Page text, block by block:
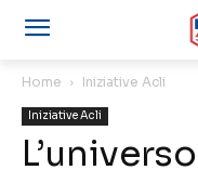
Home Iniziative Acli
Iniziative Acli